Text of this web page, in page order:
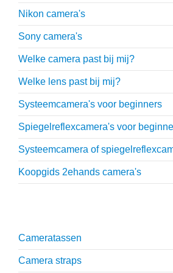
Nikon camera's
Sony camera's
Welke camera past bij mij?
Welke lens past bij mij?
Systeemcamera's voor beginners
Spiegelreflexcamera's voor
Systeemcamera of
Koopgids 2ehands camera's
Cameratassen
Camera straps